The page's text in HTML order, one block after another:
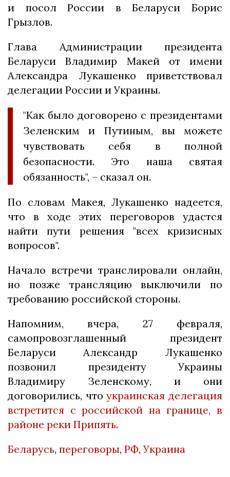
и посол России в Беларуси Борис
Грызлов.
Глава Администрации президента
Беларуси Владимир Макей от имени
Александра Лукашенко приветствовал
делегации России и Украины.
"Как было договорено с президентами
Зеленским и Путиным, вы можете
чувствовать себя в полной
безопасности. Это наша святая
обязанность", – сказал он.
По словам Макея, Лукашенко надеется,
что в ходе этих переговоров удастся
найти пути решения "всех кризисных
вопросов".
Начало встречи транслировали онлайн,
но позже трансляцию выключили по
требованию российской стороны.
Напомним, вчера, 27 февраля,
самопровозглашенный президент
Беларуси Александр Лукашенко
позвонил президенту Украины
Владимиру Зеленскому, и они
договорились, чтоукраинская делегация
встретится с российской на границе, в
районе реки Припять.
Беларусь, переговоры, РФ,Украина